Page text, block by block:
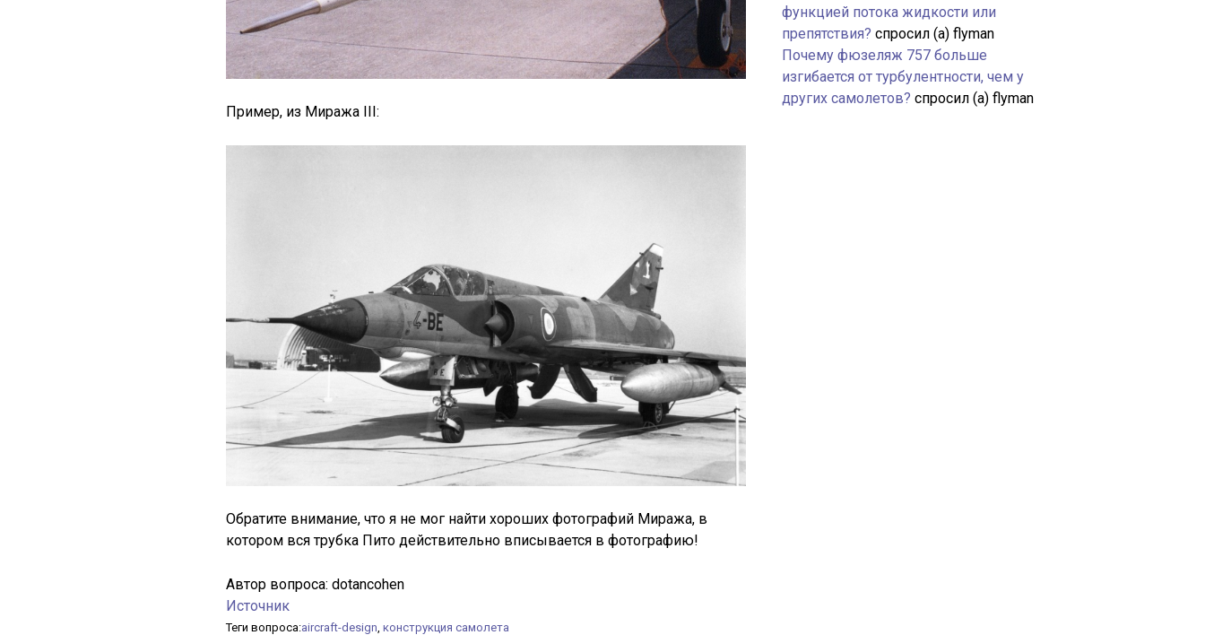
Пример, из Миража III:
Обратите внимание, что я не мог найти хороших фотографий Миража, в
котором вся трубка Пито действительно вписывается в фотографию!
Автор вопроса: dotancohen
Источник
Теги вопроса:aircraft-design конструкция самолета
функцией потока жидкости или
препятствия? спросил (а) flyman
Почему фюзеляж 757 больше
изгибается от турбулентности, чем у
других самолетов? спросил (а) flyman